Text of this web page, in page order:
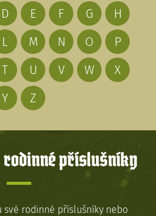
D E F G
H
L M N O
P
T U V W
X
Y
Z
příslušníky
své rodinné příslušníky nebo